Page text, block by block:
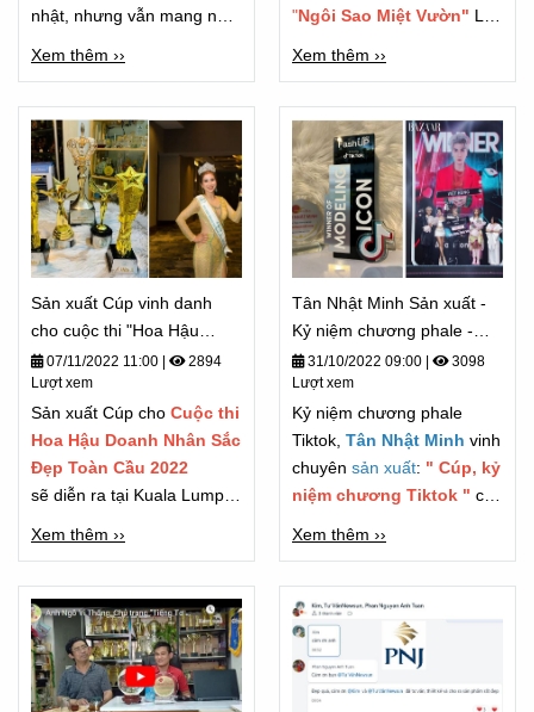
nhật, nhưng vẫn mang nét
Xem thêm ››
"Ngôi Sao Miệt Vườn" Là
Xem thêm ››
Sản xuất Cúp vinh danh
cho cuộc thi "Hoa Hậu
Doanh Nhân"
07/11/2022 11:00
2894
Lượt xem
Sản xuất Cúp cho Cuộc thi
Hoa Hậu Doanh Nhân Sắc
Đẹp Toàn Cầu 2022
sẽ diễn ra tại Kuala Lumpur
Xem thêm ››
Tân Nhật Minh Sản xuất -
Kỷ niệm chương phale -
TIKTOK - Chương trình
FASHUP 2022
31/10/2022 09:00
3098
Lượt xem
Kỷ niệm chương phale
Tiktok, Tân Nhật Minh vinh
chuyên sản xuất: " Cúp, kỷ
niệm chương Tiktok " cho
thương hiệu và công ty lớn
trong ngành giải trí cũng
như truyền hình nói chung.
Xem thêm ››